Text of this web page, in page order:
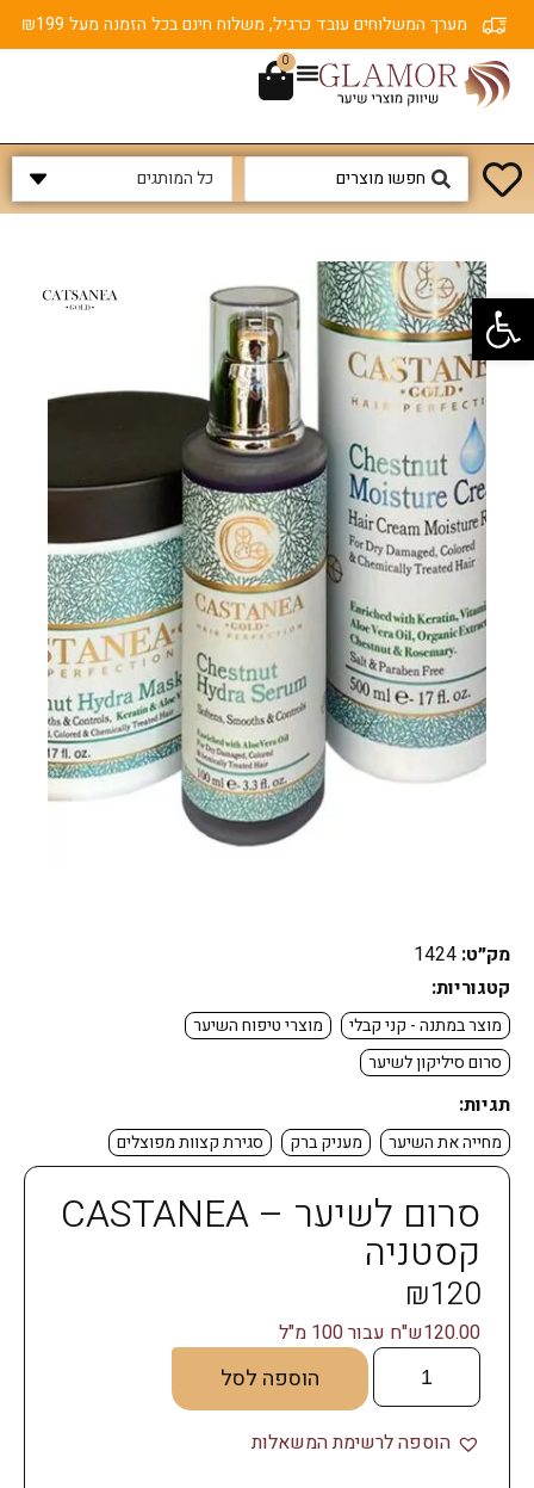
פתח סרגל נגישות
מערך המשלוחים עובד כרגיל, משלוח חינם בכל הזמנה מעל ₪199
0
סרום לשיער – CASTANEA
קסטניה
₪120
120.00ש"ח עבור 100 מ"ל
הוספה לסל
הוספה לרשימת המשאלות
מק״ט: 1424
קטגוריות:
מוצר במתנה - קני קבלי
מוצרי טיפוח השיער
סרום סיליקון לשיער
תגיות:
מחייה את השיער מעניק ברק סגירת קצוות מפוצלים